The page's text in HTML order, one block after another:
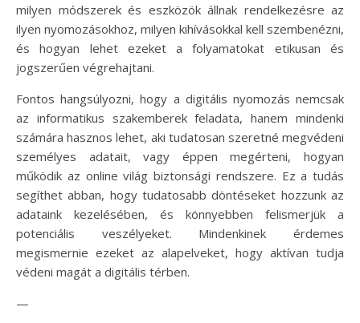
milyen módszerek és eszközök állnak rendelkezésre az
ilyen nyomozásokhoz, milyen kihívásokkal kell szembenézni,
és hogyan lehet ezeket a folyamatokat etikusan és
jogszerűen végrehajtani.
Fontos hangsúlyozni, hogy a digitális nyomozás nemcsak
az informatikus szakemberek feladata, hanem mindenki
számára hasznos lehet, aki tudatosan szeretné megvédeni
személyes adatait, vagy éppen megérteni, hogyan
működik az online világ biztonsági rendszere. Ez a tudás
segíthet abban, hogy tudatosabb döntéseket hozzunk az
adataink kezelésében, és könnyebben felismerjük a
potenciális veszélyeket. Mindenkinek érdemes
megismernie ezeket az alapelveket, hogy aktívan tudja
védeni magát a digitális térben.
—